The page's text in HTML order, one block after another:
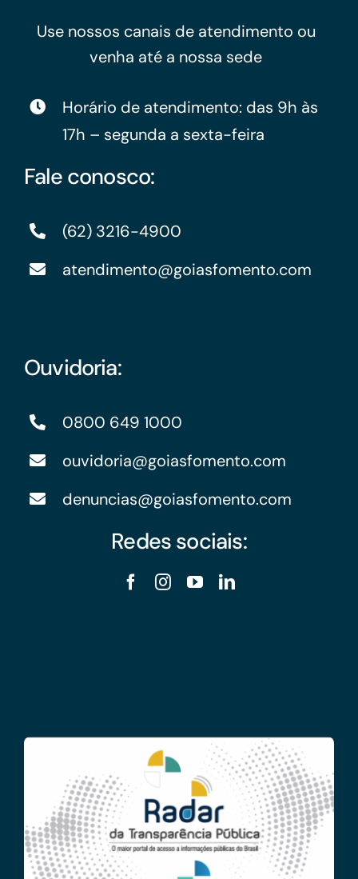
Use nossos canais de atendimento ou
venha até a nossa sede
Horário de atendimento: das 9h às
17h – segunda a sexta-feira
Fale conosco:
(62) 3216-4900
atendimento@goiasfomento.com
Ouvidoria:
0800 649 1000
ouvidoria@goiasfomento.com
denuncias@goiasfomento.com
Redes sociais: